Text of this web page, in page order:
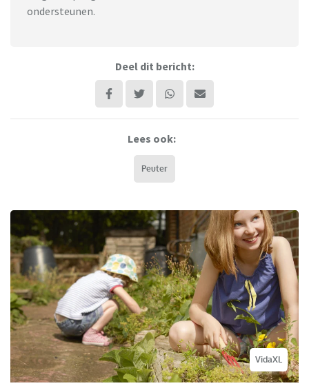
ondersteunen.
Deel dit bericht:
Lees ook:
Peuter
VidaXL